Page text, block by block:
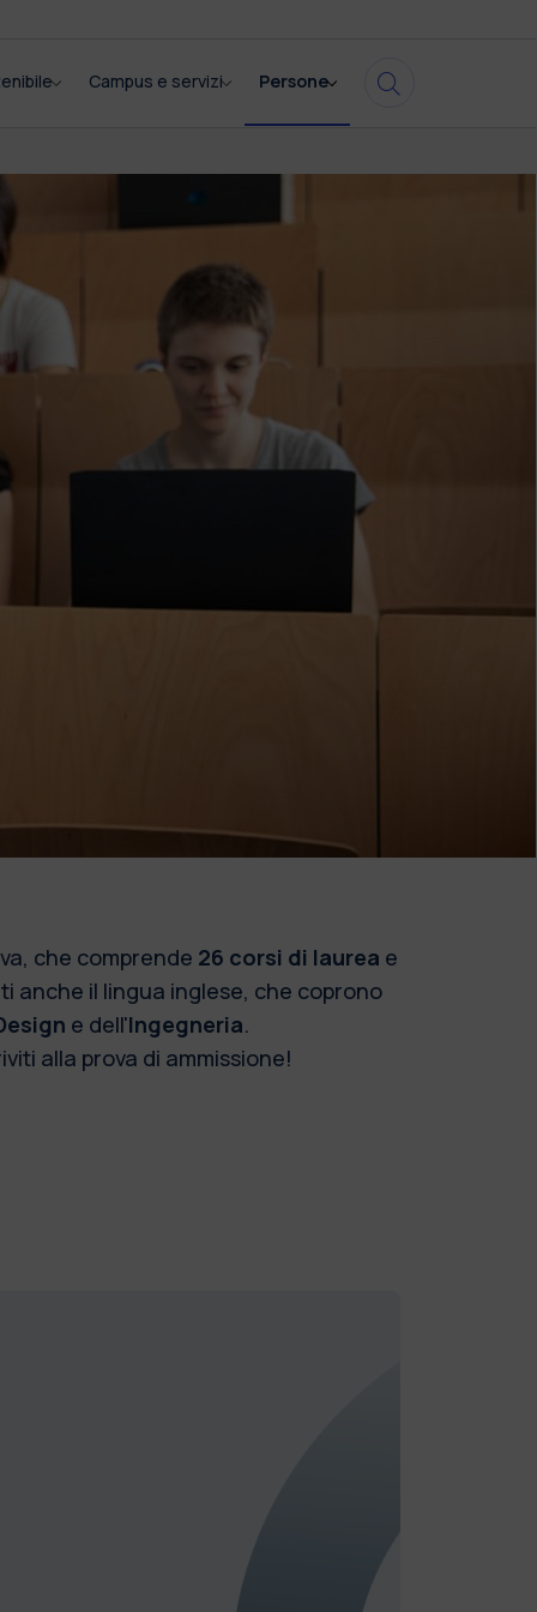
Campus e servizi Persone
che comprende 26 corsi di laurea e
anche il lingua inglese, che coprono
e dell'Ingegneria.
alla prova di ammissione!